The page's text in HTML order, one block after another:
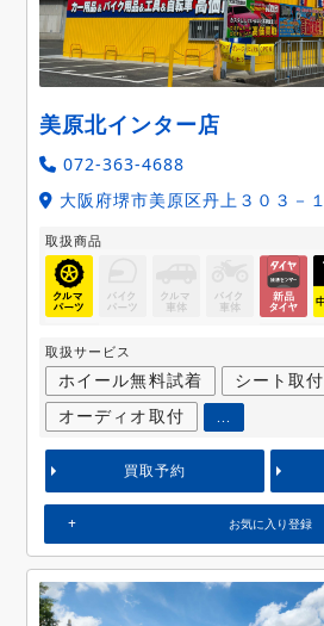
美原北インター店
072-363-4688
大阪府堺市美原区丹上３０３－１
取扱商品
取扱サービス
ホイール無料試着
シート取付
オーディオ取付
...
買取予約
お気に入り登録